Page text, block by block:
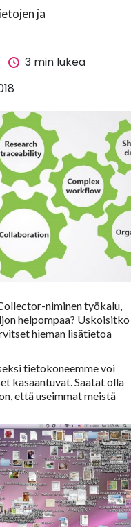
ja
3 min lukea
niminen työkalu,
helpompaa? Uskoisitko
hieman lisätietoa
tietokoneemme voi
kasaantuvat. Saatat olla
että useimmat meistä